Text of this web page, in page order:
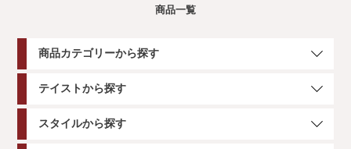
商品一覧
商品カテゴリーから探す
テイストから探す
スタイルから探す